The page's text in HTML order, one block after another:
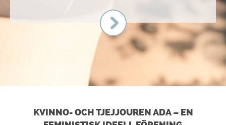
KVINNO- OCH TJEJJOUREN ADA – EN